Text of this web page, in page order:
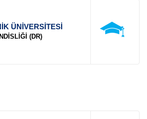
ÜNİVERSİTESİ
(DR)